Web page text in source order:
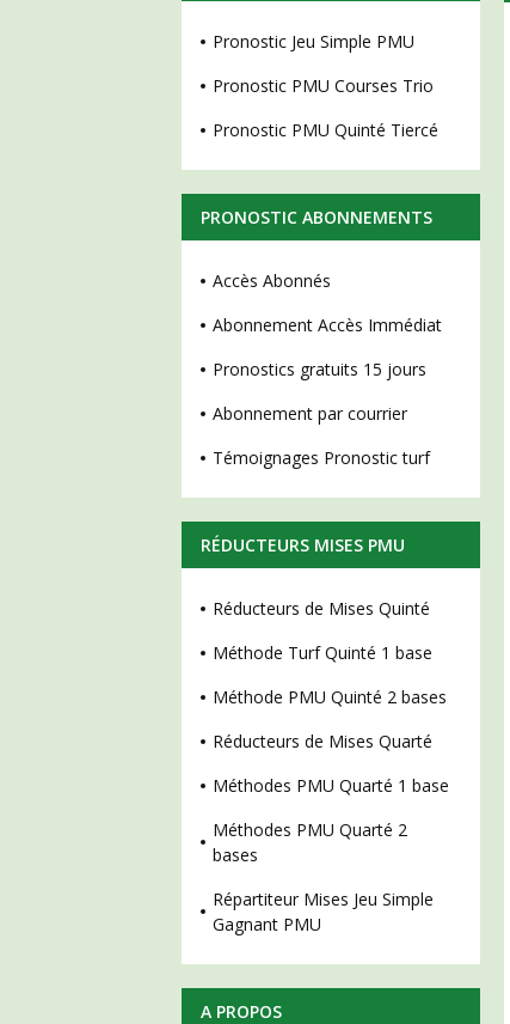
Pronostic Jeu Simple PMU
Pronostic PMU Courses Trio
Pronostic PMU Quinté Tiercé
PRONOSTIC ABONNEMENTS
Accès Abonnés
Abonnement Accès Immédiat
Pronostics gratuits 15 jours
Abonnement par courrier
Témoignages Pronostic turf
RÉDUCTEURS MISES PMU
Réducteurs de Mises Quinté
Méthode Turf Quinté 1 base
Méthode PMU Quinté 2 bases
Réducteurs de Mises Quarté
Méthodes PMU Quarté 1 base
Méthodes PMU Quarté 2
bases
Répartiteur Mises Jeu Simple
Gagnant PMU
A PROPOS